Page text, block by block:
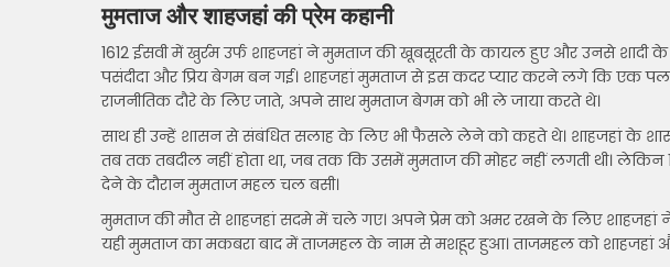
मुमताज और शाहजहां की प्रेम कहानी
1612 ईसवी में खुर्रम उर्फ शाहजहां ने मुमताज की खूबसूरती के कायल हुए और उनसे
पसंदीदा और प्रिय बेगम बन गई। शाहजहां मुमताज से इस कदर प्यार करने लगे कि एक पल
राजनीतिक दौरे के लिए जाते, अपने साथ मुमताज बेगम को भी ले जाया करते थे।
साथ ही उन्हें शासन से संबंधित सलाह के लिए भी फैसले लेने को कहते थे। शाहजहां के
तब तक तबदील नहीं होता था, जब तक कि उसमें मुमताज की मोहर नहीं लगती थी। लेकिन
देने के दौरान मुमताज महल चल बसी।
मुमताज की मौत से शाहजहां सदमे में चले गए। अपने प्रेम को अमर रखने के लिए
यही मुमताज का मकबरा बाद में ताजमहल के नाम से मशहूर हुआ। ताजमहल को शाहजहां और